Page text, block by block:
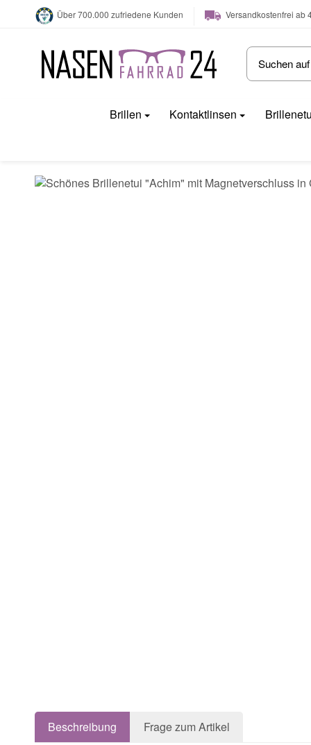
Über 700.000 zufriedene Kunden Versandkostenfrei ab
Brillen Kontaktlinsen
Beschreibung Frage zum Artikel